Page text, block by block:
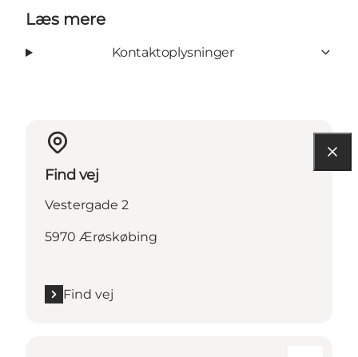
Læs mere
Kontaktoplysninger
Find vej
Vestergade 2
5970 Ærøskøbing
Find vej